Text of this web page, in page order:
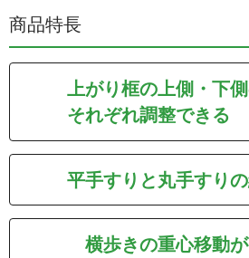
商品特長
上がり框の上側・下
それぞれ調整できる
平手すりと丸手すりの
横歩きの重心移動が